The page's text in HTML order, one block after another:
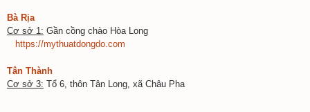
Bà Rịa
Cơ sở 1: Gần cồng chào Hòa Long
https://mythuatdongdo.com
Tân Thành
Cơ sở 3: Tổ 6, thôn Tân Long, xã Châu Pha